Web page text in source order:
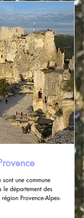
sont une commune
le département des
région Provence-Alpes-